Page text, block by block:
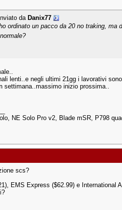
da Danix77
ordinato un pacco da 20 no traking,
lenti..e negli ultimi 21gg i lavorativi
settimana..massimo inizio prossima..
NE Solo Pro v2, Blade mSR, P798
scs?
EMS Express ($62.99) e International